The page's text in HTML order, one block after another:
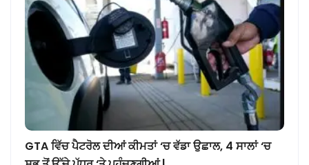
GTA ਵਿੱਚ ਪੈਟਰੋਲ ਦੀਆਂ ਕੀਮਤਾਂ ‘ਚ ਵੱਡਾ ਉਛਾਲ, 4 ਸਾਲਾਂ ‘ਚ